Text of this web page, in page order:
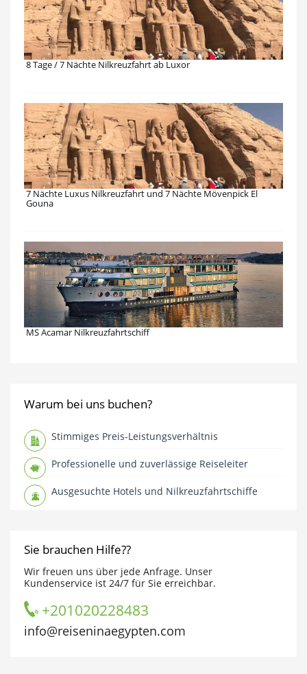
8 Tage / 7 Nächte Nilkreuzfahrt ab Luxor
7 Nächte Luxus Nilkreuzfahrt und 7 Nächte Mövenpick El
Gouna
MS Acamar Nilkreuzfahrtschiff
Warum bei uns buchen?
Stimmiges Preis-Leistungsverhältnis
Professionelle und zuverlässige Reiseleiter
Ausgesuchte Hotels und Nilkreuzfahrtschiffe
Sie brauchen Hilfe??
Wir freuen uns über jede Anfrage. Unser
Kundenservice ist 24/7 für Sie erreichbar.
+201020228483
info@reiseninaegypten.com